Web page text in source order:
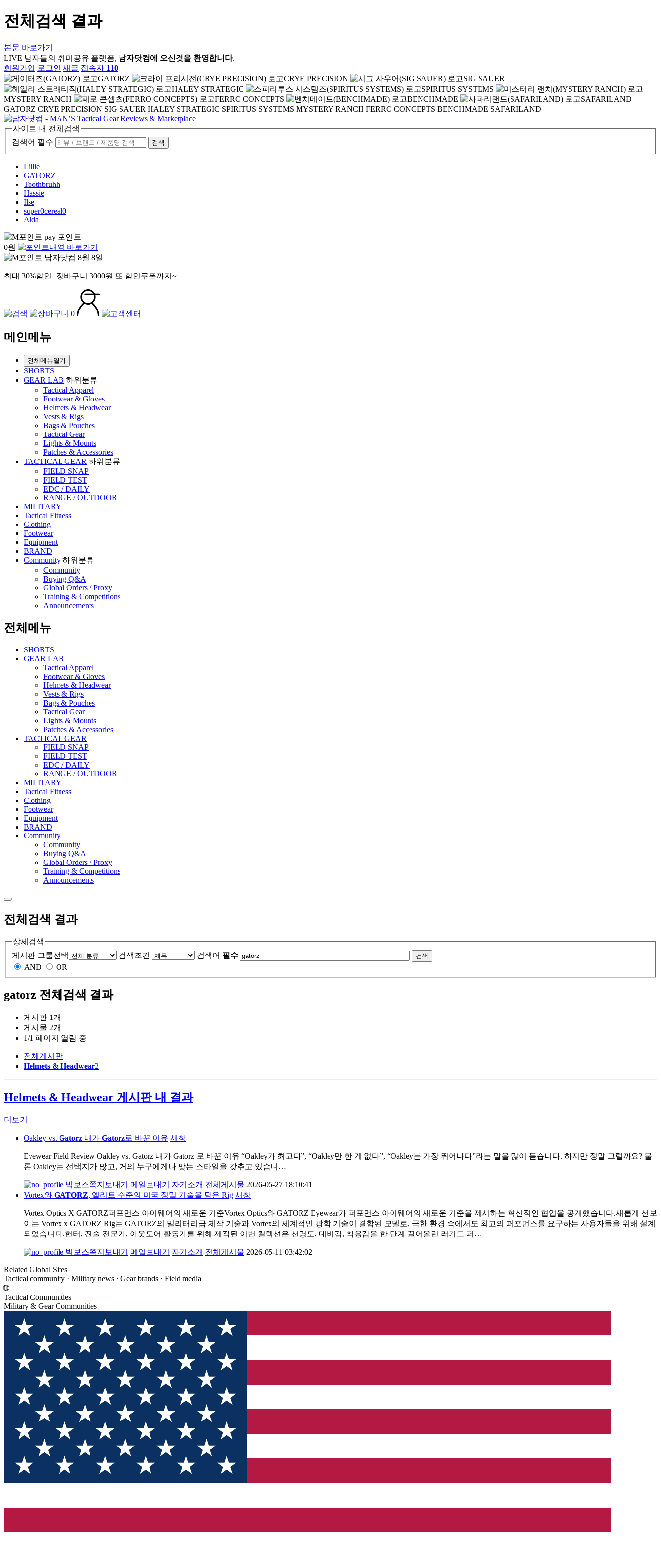
전체검색 결과
본문 바로가기
LIVE 남자들의 취미공유 플랫폼, 남자닷컴에 오신것을 환영합니다.
회원가입 로그인 새글 접속자 110
GATORZ
CRYE PRECISION
SIG SAUER
HALEY STRATEGIC
SPIRITUS SYSTEMS
MYSTERY RANCH
FERRO CONCEPTS BENCHMADE
SAFARILAND
GATORZ CRYE PRECISION SIG SAUER HALEY STRATEGIC SPIRITUS SYSTEMS MYSTERY RANCH FERRO CONCEPTS BENCHMADE SAFARILAND
사이트 내 전체검색
검색어 필수
검색
Lillie
GATORZ
Toothbruhh
Hassie
Ilse
super0cereal0
Alda
pay 포인트
0원
남자닷컴 8월 8일
최대 30%할인+장바구니 3000원 또 할인쿠폰까지~
0
메인메뉴
전체메뉴열기
SHORTS
GEAR LAB 하위분류
Tactical Apparel
Footwear & Gloves
Helmets & Headwear
Vests & Rigs
Bags & Pouches
Tactical Gear
Lights & Mounts
Patches & Accessories
TACTICAL GEAR 하위분류
FIELD SNAP
FIELD TEST
EDC / DAILY
RANGE / OUTDOOR
MILITARY
Tactical Fitness
Clothing
Footwear
Equipment
BRAND
Community 하위분류
Community
Buying Q&A
Global Orders / Proxy
Training & Competitions
Announcements
전체메뉴
SHORTS
GEAR LAB
Tactical Apparel
Footwear & Gloves
Helmets & Headwear
Vests & Rigs
Bags & Pouches
Tactical Gear
Lights & Mounts
Patches & Accessories
TACTICAL GEAR
FIELD SNAP
FIELD TEST
EDC / DAILY
RANGE / OUTDOOR
MILITARY
Tactical Fitness
Clothing
Footwear
Equipment
BRAND
Community
Community
Buying Q&A
Global Orders / Proxy
Training & Competitions
Announcements
전체검색 결과
상세검색
게시판 그룹선택
검색조건 검색어 필수 검색
AND OR
gatorz 전체검색 결과
게시판 1개
게시물 2개
1/1 페이지 열람 중
전체게시판
Helmets & Headwear2
Helmets & Headwear 게시판 내 결과
더보기
Oakley vs. Gatorz 내가 Gatorz로 바꾼 이유 새창
Eyewear Field Review Oakley vs. Gatorz 내가 Gatorz 로 바꾼 이유 “Oakley가 최고다”, “Oakley만 한 게 없다”, “Oakley는 가장 뛰어나다”라는 말을 많이 듣습니다. 하지만 정말 그럴까요? 물
론 Oakley는 선택지가 많고, 거의 누구에게나 맞는 스타일을 갖추고 있습니…
빅보스쪽지보내기 메일보내기 자기소개 전체게시물 2026-05-27 18:10:41
Vortex와 GATORZ, 엘리트 수준의 미국 정밀 기술을 담은 Rig 새창
Vortex Optics X GATORZ퍼포먼스 아이웨어의 새로운 기준Vortex Optics와 GATORZ Eyewear가 퍼포먼스 아이웨어의 새로운 기준을 제시하는 혁신적인 협업을 공개했습니다.새롭게 선보
이는 Vortex x GATORZ Rig는 GATORZ의 밀리터리급 제작 기술과 Vortex의 세계적인 광학 기술이 결합된 모델로, 극한 환경 속에서도 최고의 퍼포먼스를 요구하는 사용자들을 위해 설계
되었습니다.헌터, 전술 전문가, 아웃도어 활동가를 위해 제작된 이번 컬렉션은 선명도, 대비감, 착용감을 한 단계 끌어올린 러기드 퍼…
빅보스쪽지보내기 메일보내기 자기소개 전체게시물 2026-05-11 03:42:02
Related Global Sites
Tactical community · Military news · Gear brands · Field media
🌐
Tactical Communities
Military & Gear Communities